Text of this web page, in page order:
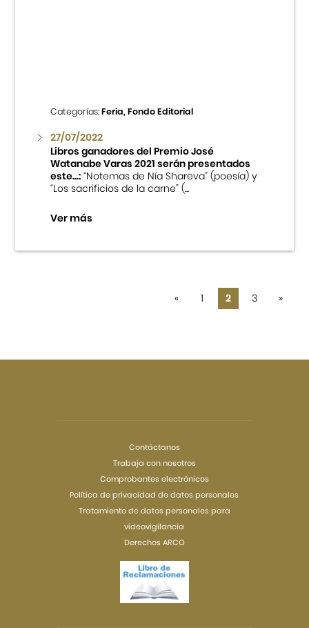
Categorías:Feria, Fondo Editorial
27/07/2022
Libros ganadores del Premio José
Watanabe Varas 2021 serán presentados
este...:“Notemas de Nía Shareva” (poesía) y
“Los sacrificios de la carne” (...
Ver más
« 1 2 3 »
Contáctanos
Trabaja con nosotros
Comprobantes electrónicos
Política de privacidad de datos personales
Tratamiento de datos personales para
videovigilancia
Derechos ARCO